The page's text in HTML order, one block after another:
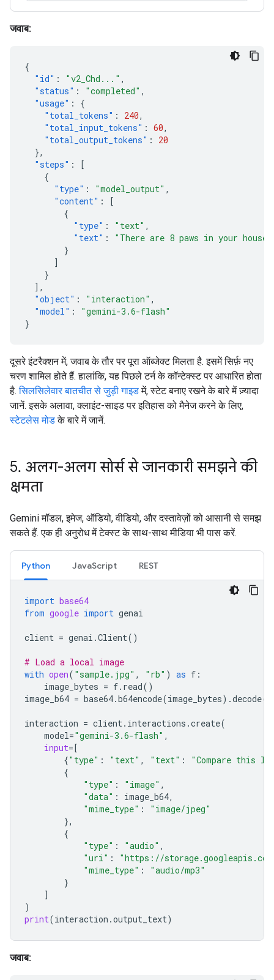
जवाब:
{
"id" : "v2_Chd..." ,
"status" : "completed" ,
"usage" :
{
"total_tokens" : 240,
"total_input_tokens" : 60,
"total_output_tokens" :
20
},
"steps" :
[
{
"type" : "model_output" ,
"content" :
[
{
"type" : "text" ,
"text" :
"There are 8 paws in your
}
]
}
],
"object" : "interaction" ,
"model" :
"gemini-3.6-flash"
}
दूसरे इंटरैक्शन में, जवाब के तौर पर पूरा ऑब्जेक्ट मिलता है. इसमें सिर्फ़ नए
चरण शामिल होते हैं. हालांकि, यह पिछले टर्न के कॉन्टेक्स्ट पर आधारित होता
है.सिलसिलेवार बातचीत से जुड़ी गाइडमें, स्टेट बनाए रखने के बारे में ज़्यादा
जानें. इसके अलावा, क्लाइंट-साइड पर इतिहास को मैनेज करने के लिए,
स्टेटलेस मोडके बारे में जानें.
5. अलग-अलग सोर्स से जानकारी समझने की
क्षमता
Gemini मॉडल, इमेज, ऑडियो, वीडियो, और दस्तावेज़ों को आसानी से समझ
सकते हैं. एक ही अनुरोध में टेक्स्ट के साथ-साथ मीडिया भी पास करें.
Python JavaScript REST
import base64
from google import genai
client = genai .Client()
# Load a local image
with open( "sample.jpg" , "rb" ) as f :
image_bytes = f. read()
image_b64 = base64.b64encode(image_bytes) .decode(
interaction = client. interactions .create(
model="gemini-3.6-flash" ,
input=[
{"type" : "text" , "text" :
"Compare this
{
"type" : "image" ,
"data" : image_b64,
"mime_type" :
"image/jpeg"
},
{
"type" : "audio" ,
"uri" :
"https://
"mime_type" :
"audio/mp3"
}
]
)
print(interaction .output_text)
जवाब: